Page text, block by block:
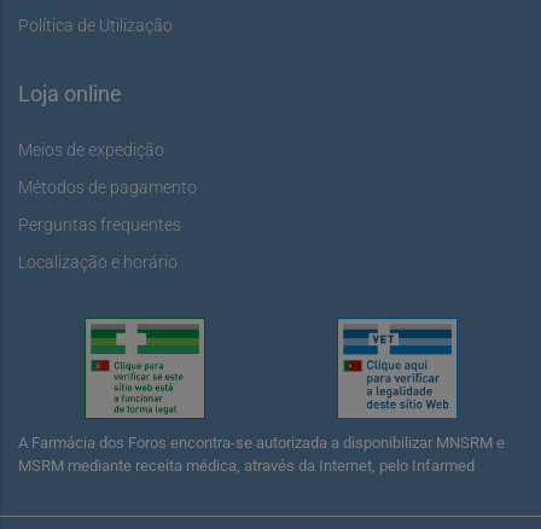
Política de Utilização
Loja online
Meios de expedição
Métodos de pagamento
Perguntas frequentes
Localização e horário
A Farmácia dos Foros encontra-se autorizada a disponibilizar MNSRM e
MSRM mediante receita médica, através da Internet, pelo Infarmed